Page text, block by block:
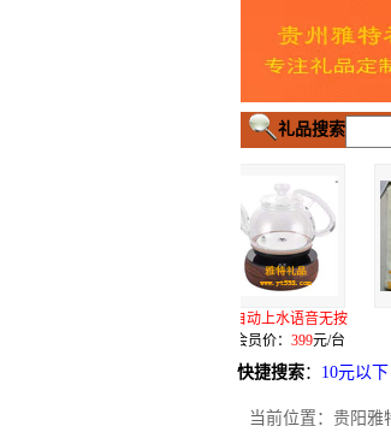
礼品搜索
100克纯棉毛巾
会员价：11元/条
快捷搜索： 10元以下
当前位置： 贵阳雅